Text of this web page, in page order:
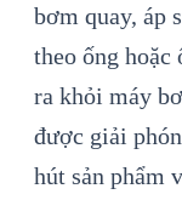
bơm quay, áp
theo ống hoặc
ra khỏi máy
được giải
hút sản phẩm